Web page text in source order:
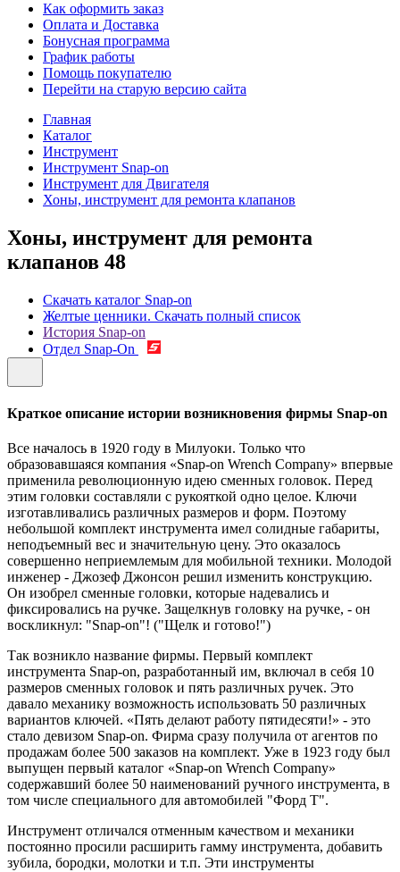
Как оформить заказ
Оплата и Доставка
Бонусная программа
График работы
Помощь покупателю
Перейти на старую версию сайта
Главная
Каталог
Инструмент
Инструмент Snap-on
Инструмент для Двигателя
Хоны, инструмент для ремонта клапанов
Хоны, инструмент для ремонта
клапанов 48
Скачать каталог Snap-on
Желтые ценники. Скачать полный список
История Snap-on
Отдел Snap-On
Краткое описание истории возникновения фирмы Snap-on
Все началось в 1920 году в Милуоки. Только что
образовавшаяся компания «Snap-on Wrench Company» впервые
применила революционную идею сменных головок. Перед
этим головки составляли с рукояткой одно целое. Ключи
изготавливались различных размеров и форм. Поэтому
небольшой комплект инструмента имел солидные габариты,
неподъемный вес и значительную цену. Это оказалось
совершенно неприемлемым для мобильной техники. Молодой
инженер - Джозеф Джонсон решил изменить конструкцию.
Он изобрел сменные головки, которые надевались и
фиксировались на ручке. Защелкнув головку на ручке, - он
воскликнул: "Snap-on"! ("Щелк и готово!")
Так возникло название фирмы. Первый комплект
инструмента Snap-on, разработанный им, включал в себя 10
размеров сменных головок и пять различных ручек. Это
давало механику возможность использовать 50 различных
вариантов ключей. «Пять делают работу пятидесяти!» - это
стало девизом Snap-on. Фирма сразу получила от агентов по
продажам более 500 заказов на комплект. Уже в 1923 году был
выпущен первый каталог «Snap-on Wrench Company»
содержавший более 50 наименований ручного инструмента, в
том числе специального для автомобилей "Форд Т".
Инструмент отличался отменным качеством и механики
постоянно просили расширить гамму инструмента, добавить
зубила, бородки, молотки и т.п. Эти инструменты